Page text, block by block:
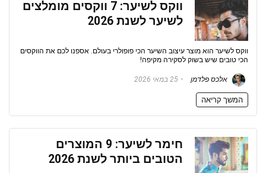
ווקס לשיער: 7 ווקסים מומלצים
לשיער לשנת 2026
ווקס לשיער הוא מוצר עיצוב השיער הכי פופולרי בעולם. אספנו לכם את הווקסים
הכי טובים שיש בשוק לסקירה מקיפה!
אלכס פלדמן 25 במאי 2026
המשך קריאה
חימר לשיער: 9 המוצרים
הטובים ביותר לשנת 2026